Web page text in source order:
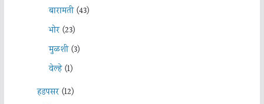
बारामती(43)
भोर(23)
मुळशी(3)
वेल्हे(1)
हडपसर(12)